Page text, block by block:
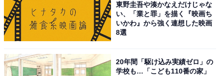
東野圭吾や湊かなえだけじゃな
い、「業と罪」を描く『映画ち
いかわ』から強く連想した映画
8選
20年間「駆け込み実績ゼロ」の
学校も…「こども110番の家」